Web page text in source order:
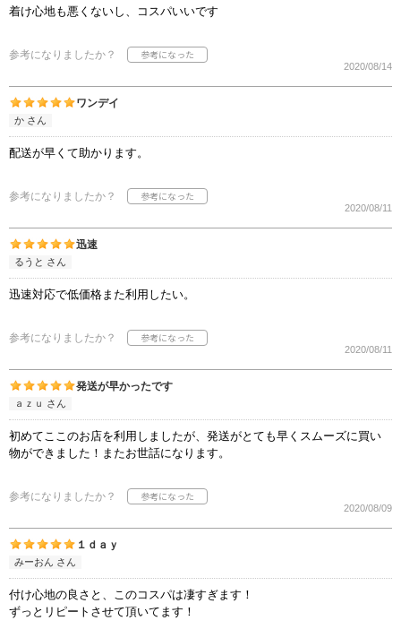
着け心地も悪くないし、コスパいいです
参考になりましたか？
2020/08/14
ワンデイ
か さん
配送が早くて助かります。
参考になりましたか？
2020/08/11
迅速
るうと さん
迅速対応で低価格また利用したい。
参考になりましたか？
2020/08/11
発送が早かったです
ａｚｕ さん
初めてここのお店を利用しましたが、発送がとても早くスムーズに買い
物ができました！またお世話になります。
参考になりましたか？
2020/08/09
１ｄａｙ
みーおん さん
付け心地の良さと、このコスパは凄すぎます！
ずっとリピートさせて頂いてます！